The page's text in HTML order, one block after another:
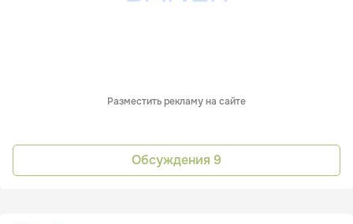
Разместить рекламу на сайте
Обсуждения 9